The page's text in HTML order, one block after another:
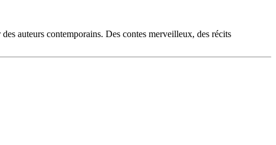
auteurs contemporains. Des contes merveilleux, des récits